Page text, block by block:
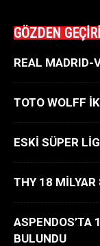
GÖZDEN
REAL MADRID-
TOTO WOLFF
ESKİ SÜPER
THY 18
ASPENDOS’TA
BULUNDU